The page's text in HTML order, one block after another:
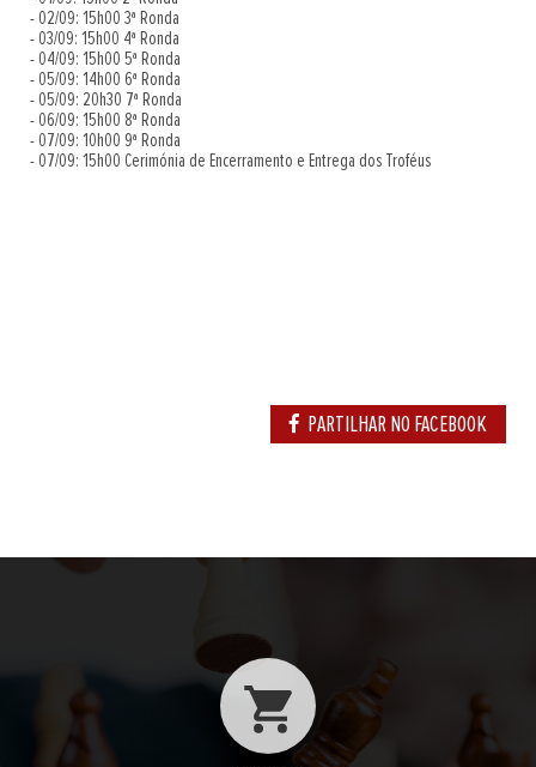
- 02/09: 15h00 3ª Ronda
- 03/09: 15h00 4ª Ronda
- 04/09: 15h00 5ª Ronda
- 05/09: 14h00 6ª Ronda
- 05/09: 20h30 7ª Ronda
- 06/09: 15h00 8ª Ronda
- 07/09: 10h00 9ª Ronda
- 07/09: 15h00 Cerimónia de Encerramento e Entrega dos Troféus
PARTILHAR NO FACEBOOK